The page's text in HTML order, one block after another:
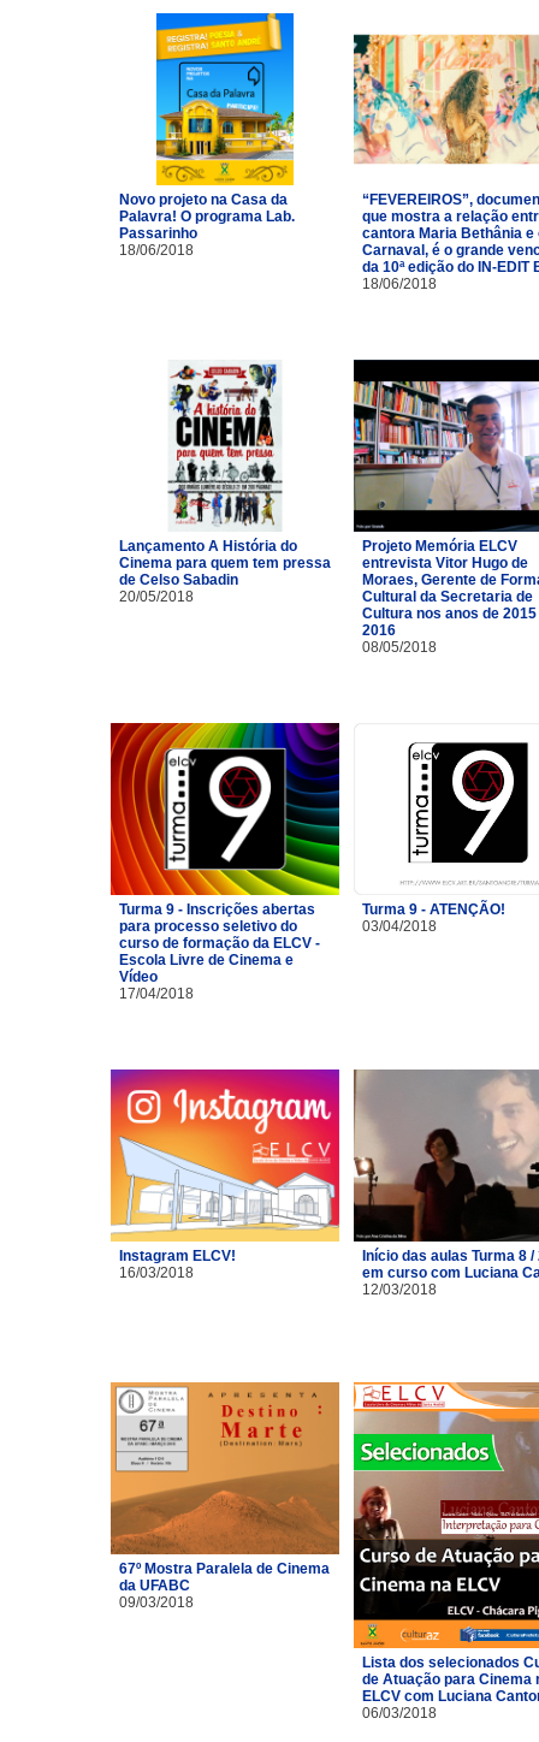
Novo projeto na Casa da
Palavra! O programa Lab.
Passarinho
18/06/2018
“FEVEREIROS”,
que mostra a relação
cantora Maria Bethânia e
Carnaval, é o grande
da 10ª edição do IN-EDIT
18/06/2018
Lançamento A História do
Cinema para quem tem pressa
de Celso Sabadin
20/05/2018
Projeto Memória ELCV
entrevista Vitor Hugo de
Moraes, Gerente de
Cultural da Secretaria de
Cultura nos anos de 2015
2016
08/05/2018
Turma 9 - Inscrições abertas
para processo seletivo do
curso de formação da ELCV -
Escola Livre de Cinema e
Vídeo
17/04/2018
Turma 9 - ATENÇÃO!
03/04/2018
Instagram ELCV!
16/03/2018
Início das aulas Turma 8 /
em curso com Luciana
12/03/2018
67º Mostra Paralela de Cinema
da UFABC
09/03/2018
Lista dos selecionados
de Atuação para Cinema
ELCV com Luciana
06/03/2018